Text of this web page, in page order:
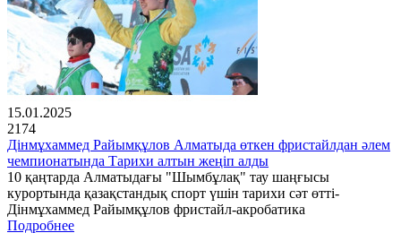
15.01.2025
2174
Дінмұхаммед Райымқұлов Алматыда өткен фристайлдан әлем
чемпионатында Тарихи алтын жеңіп алды
10 қаңтарда Алматыдағы "Шымбұлақ" тау шаңғысы
курортында қазақстандық спорт үшін тарихи сәт өтті-
Дінмұхаммед Райымқұлов фристайл-акробатика
Подробнее